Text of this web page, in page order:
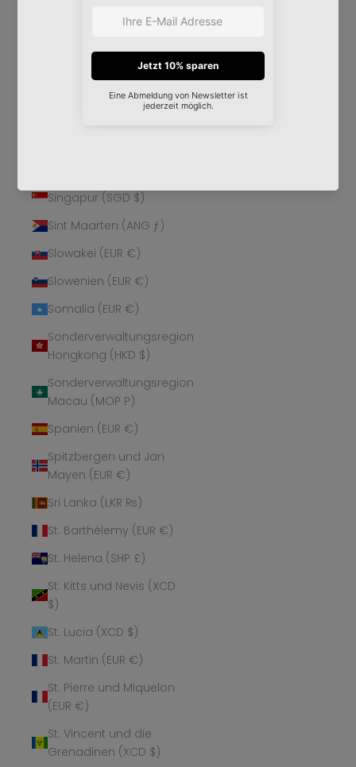
Schweiz (CHF CHF)
Senegal (XOF Fr)
Seychellen (EUR €)
Singapur (SGD $)
Sint Maarten (ANG ƒ)
Slowakei (EUR €)
Slowenien (EUR €)
Somalia (EUR €)
Sonderverwaltungsregion
Hongkong (HKD $)
Sonderverwaltungsregion
Macau (MOP P)
Spanien (EUR €)
Spitzbergen und Jan
Mayen (EUR €)
Sri Lanka (LKR ₨)
St. Barthélemy (EUR €)
St. Helena (SHP £)
St. Kitts und Nevis (XCD
$)
St. Lucia (XCD $)
St. Martin (EUR €)
St. Pierre und Miquelon
(EUR €)
St. Vincent und die
Grenadinen (XCD $)